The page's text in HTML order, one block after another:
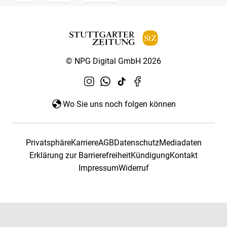
© NPG Digital GmbH 2026
Wo Sie uns noch folgen können
PrivatsphäreKarriereAGBDatenschutzMediadaten
Erklärung zur BarrierefreiheitKündigungKontakt
ImpressumWiderruf